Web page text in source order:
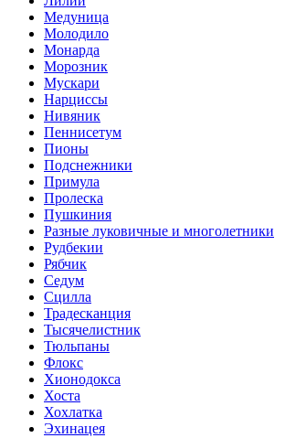
Медуница
Молодило
Монарда
Морозник
Мускари
Нарциссы
Нивяник
Пеннисетум
Пионы
Подснежники
Примула
Пролеска
Пушкиния
Разные луковичные и многолетники
Рудбекии
Рябчик
Седум
Сцилла
Традесканция
Тысячелистник
Тюльпаны
Флокс
Хионодокса
Хоста
Хохлатка
Эхинацея